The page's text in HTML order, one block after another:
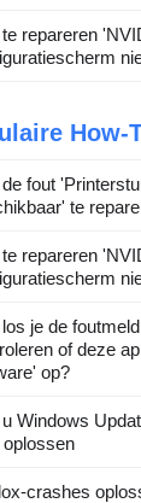
repareren
How-
fout
te
repareren
je de
of deze
op?
Windows
oplossen
crashes